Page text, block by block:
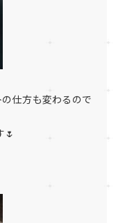
仕方も変わるので
🌷